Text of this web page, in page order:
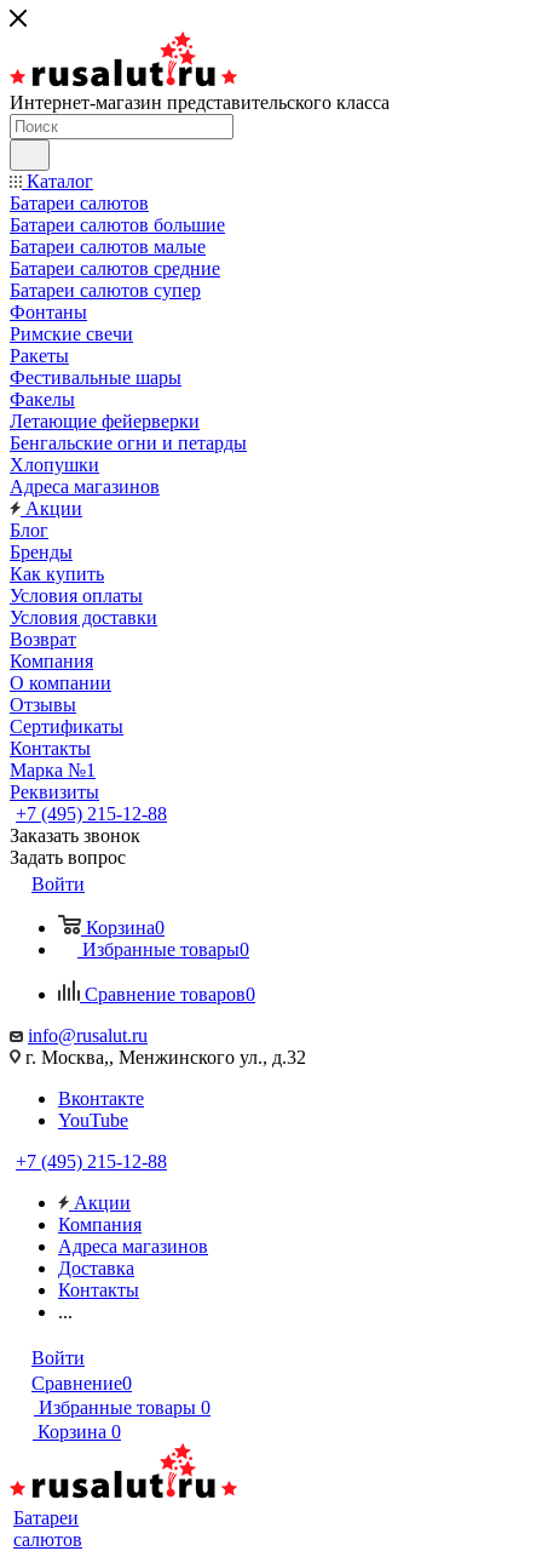
Интернет-магазин представительского класса
Каталог
Батареи салютов
Батареи салютов большие
Батареи салютов малые
Батареи салютов средние
Батареи салютов супер
Фонтаны
Римские свечи
Ракеты
Фестивальные шары
Факелы
Летающие фейерверки
Бенгальские огни и петарды
Хлопушки
Адреса магазинов
Акции
Блог
Бренды
Как купить
Условия оплаты
Условия доставки
Возврат
Компания
О компании
Отзывы
Сертификаты
Контакты
Марка №1
Реквизиты
+7 (495) 215-12-88
Заказать звонок
Задать вопрос
Войти
Корзина0
Избранные товары0
Сравнение товаров0
info@rusalut.ru
г. Москва,, Менжинского ул., д.32
Вконтакте
YouTube
+7 (495) 215-12-88
Акции
Компания
Адреса магазинов
Доставка
Контакты
...
Войти
Сравнение0
Избранные товары 0
Корзина 0
Батареи
салютов